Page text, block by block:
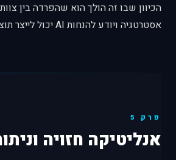
הכיוון שבו זה הולך הוא שהפרדה בין
אסטרטגיה ויודע להנחות AI יכול לייצר תוצרים שפעם דרשו שני תפקידים נפרדים.
פרק 5
אנליטיקה חזויה